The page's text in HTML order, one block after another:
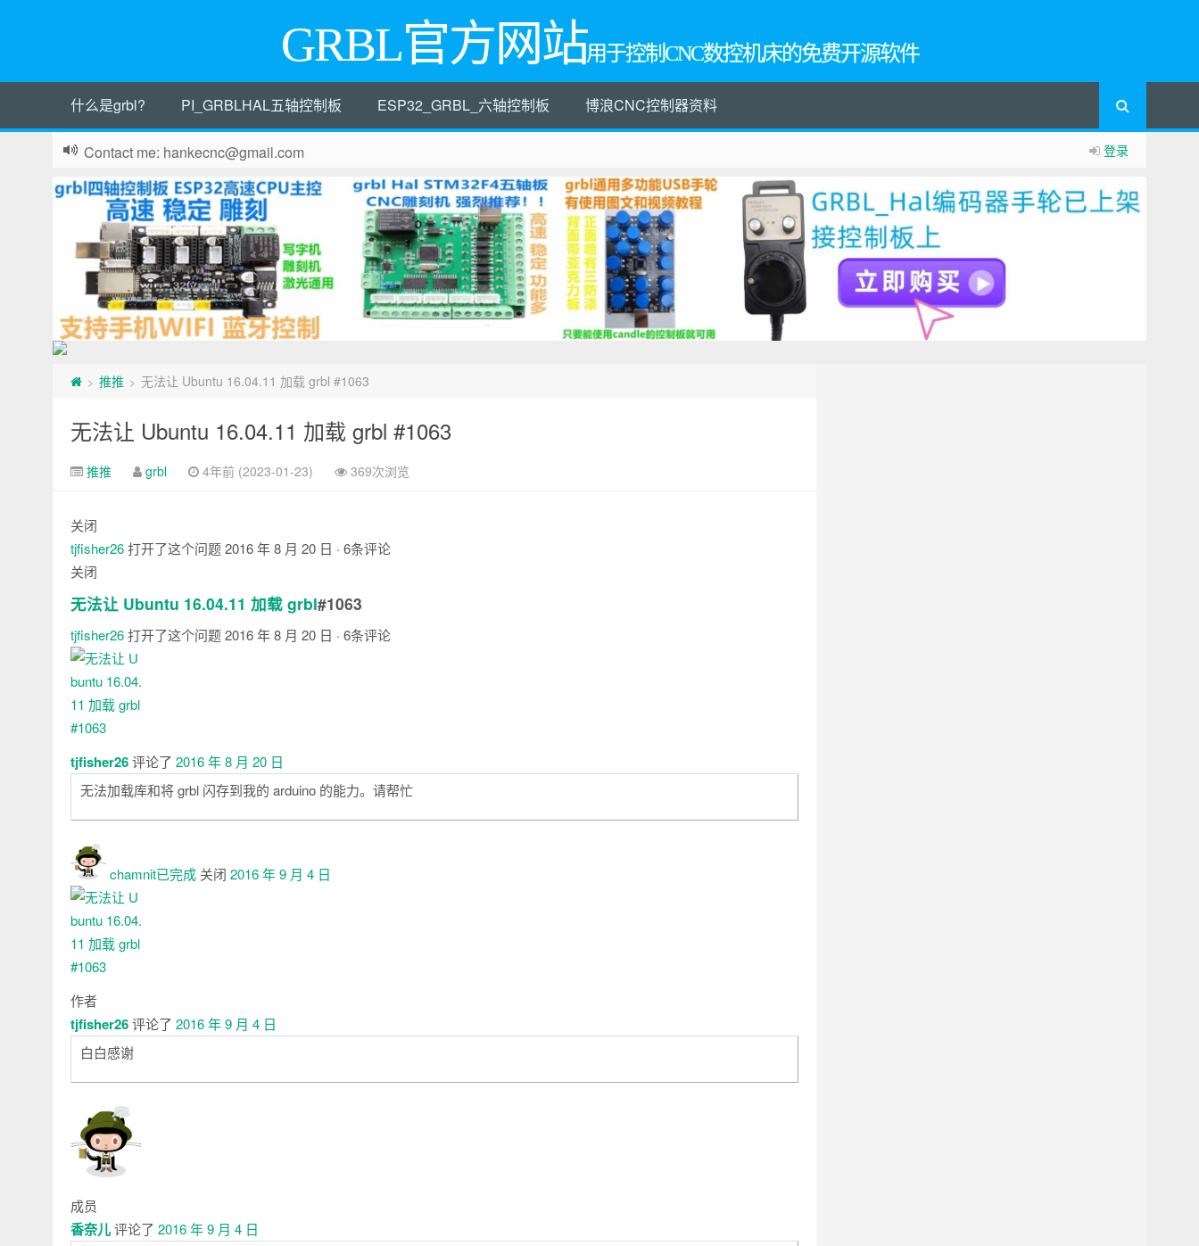
GRBL官方网站用于控制CNC数控机床的免费开源软件
什么是grbl? PI_GRBLHAL五轴控制板 ESP32_GRBL_六轴控制板 博浪CNC控制器资料
登录
Contact me: hankecnc@gmail.com
> 推推 > 无法让 Ubuntu 16.04.11 加载 grbl #1063
无法让 Ubuntu 16.04.11 加载 grbl #1063
推推 grbl 4年前 (2023-01-23) 369次浏览
关闭
tjfisher26打开了这个问题2016 年 8 月 20 日 · 6条评论
关闭
无法让 Ubuntu 16.04.11 加载 grbl#1063
tjfisher26打开了这个问题2016 年 8 月 20 日 · 6条评论
注
释
tjfisher26评论了 2016 年 8 月 20 日
无法加载库和将 grbl 闪存到我的 arduino 的能力。请帮忙
chamnit已完成 关闭 2016 年 9 月 4 日
作者
tjfisher26评论了 2016 年 9 月 4 日
白白感谢
成员
香奈儿评论了 2016 年 9 月 4 日